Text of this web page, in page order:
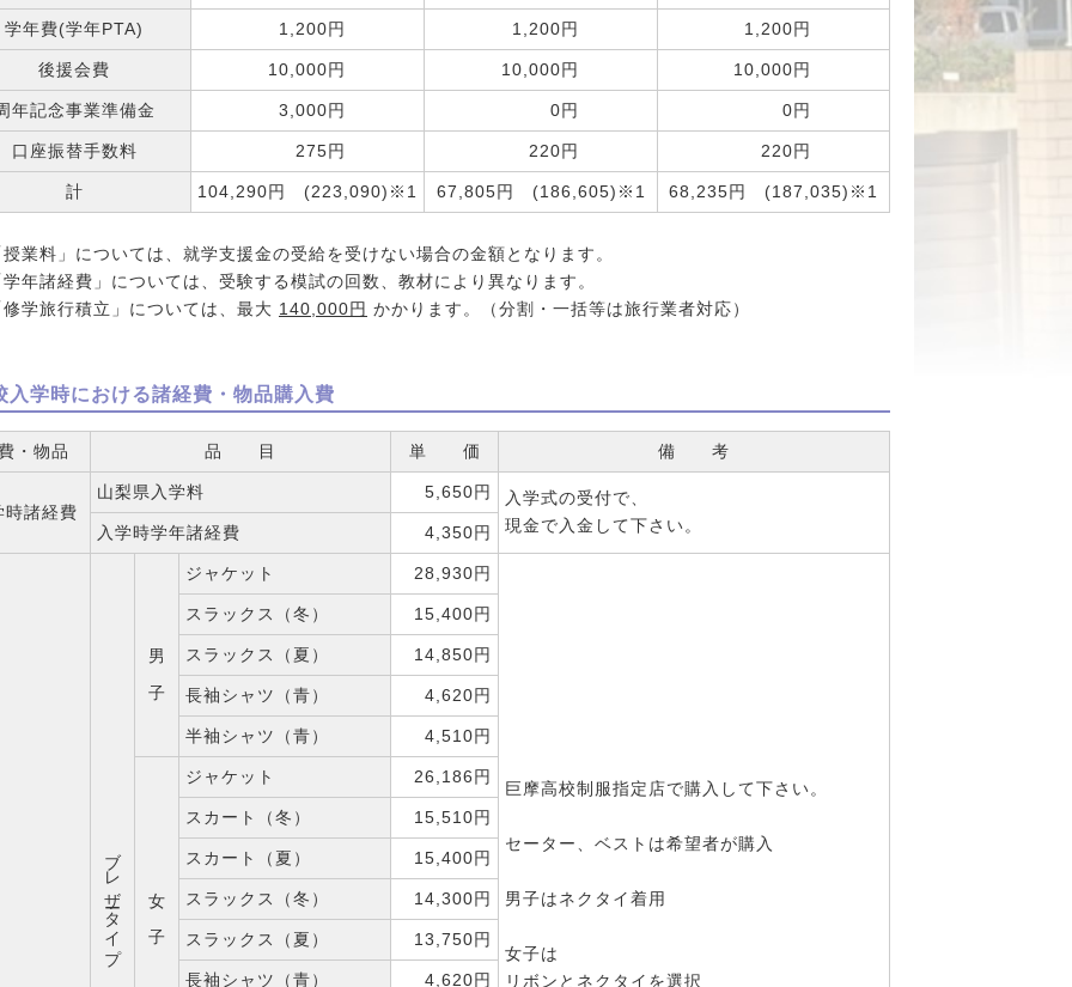
学年費(学年PTA) 1,200円 1,200円 1,200円
後援会費 10,000円 10,000円 10,000円
年記念事業準備金 3,000円 0円 0円
口座振替手数料 275円 220円 220円
計 104,290円 (223,090)※1 67,805円 (186,605)※1 68,235円 (187,035)※1
業料」については、就学支援金の受給を受けない場合の金額となります。
年諸経費」については、受験する模試の回数、教材により異なります。
学旅行積立」については、最大 140,000円 かかります。（分割・一括等は旅行業者対応）
入学時における諸経費・物品購入費
・物品 品 目 単 価 備 考
時諸経費
山梨県入学料 5,650円
入学式の受付で、
現金で入金して下さい。
入学時学年諸経費 4,350円
ブレザータイプ
男 子
ジャケット 28,930円
巨摩高校制服指定店で購入して下さい。
セーター、ベストは希望者が購入
男子はネクタイ着用
女子は
リボンとネクタイを選択
スラックス（冬） 15,400円
スラックス（夏） 14,850円
長袖シャツ（青） 4,620円
半袖シャツ（青） 4,510円
女 子
ジャケット 26,186円
スカート（冬） 15,510円
スカート（夏） 15,400円
スラックス（冬） 14,300円
スラックス（夏） 13,750円
長袖シャツ（青） 4,620円